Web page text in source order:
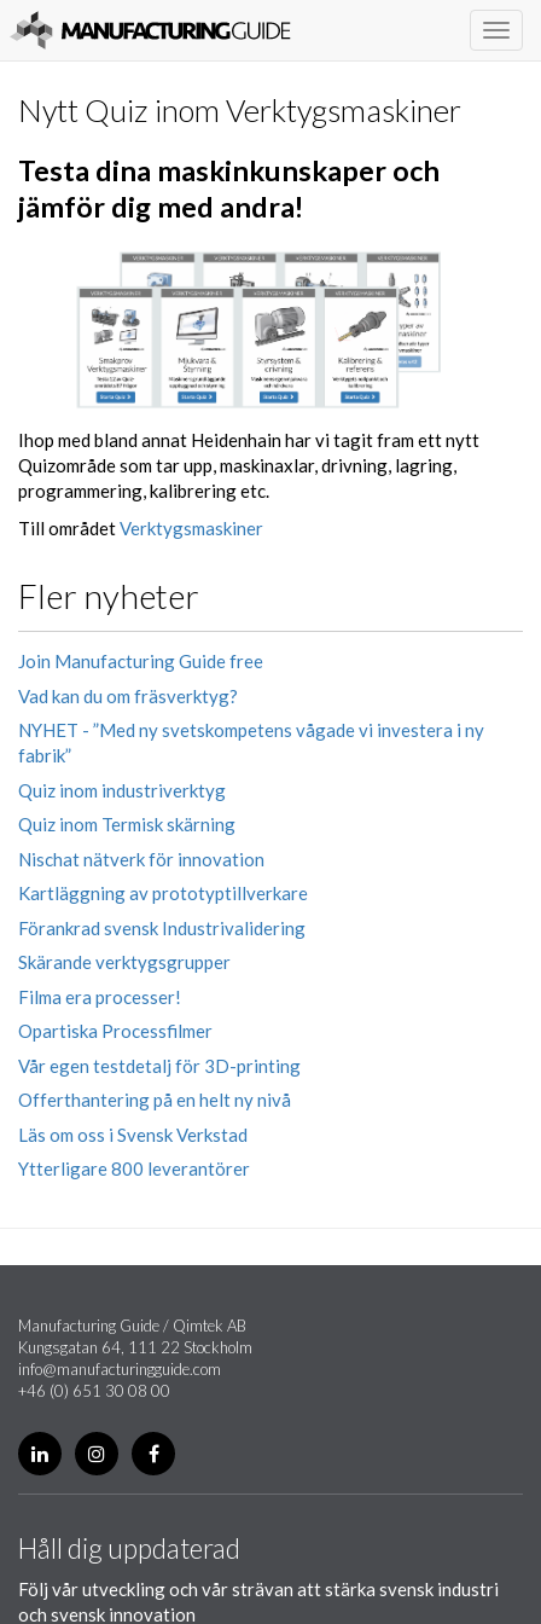
Nytt Quiz inom Verktygsmaskiner
Testa dina maskinkunskaper och
jämför dig med andra!
Ihop med bland annat Heidenhain har vi tagit fram ett nytt
Quizområde som tar upp, maskinaxlar, drivning, lagring,
programmering, kalibrering etc.
Till områdetVerktygsmaskiner
Fler nyheter
Join Manufacturing Guide free
Vad kan du om fräsverktyg?
NYHET - ”Med ny svetskompetens vågade vi investera i ny
fabrik”
Quiz inom industriverktyg
Quiz inom Termisk skärning
Nischat nätverk för innovation
Kartläggning av prototyptillverkare
Förankrad svensk Industrivalidering
Skärande verktygsgrupper
Filma era processer!
Opartiska Processfilmer
Vår egen testdetalj för 3D-printing
Offerthantering på en helt ny nivå
Läs om oss i Svensk Verkstad
Ytterligare 800 leverantörer
Manufacturing Guide / Qimtek AB
Kungsgatan 64, 111 22 Stockholm
info@manufacturingguide.com
+46 (0) 651 30 08 00
Håll dig uppdaterad
Följ vår utveckling och vår strävan att stärka svensk industri
och svensk innovation